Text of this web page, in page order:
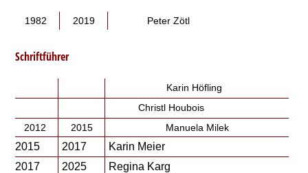
1982 2019 Peter Zötl
Schriftführer
Karin Höfling
Christl Houbois
2012
2015 Manuela Milek
2015 2017
Karin Meier
2017
2025 Regina Karg